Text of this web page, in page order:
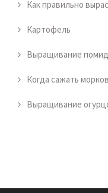
Как правильно
Картофель
Выращивание
Когда сажать
Выращивание